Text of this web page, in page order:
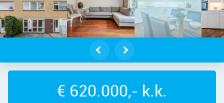
– Alpen Rondweg 10 – Foto 2
€ 620.000,- k.k.